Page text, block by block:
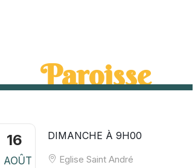
Paroisse
16
AOÛT
DIMANCHE À 9H00
Eglise Saint André